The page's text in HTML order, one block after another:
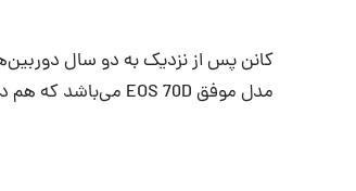
مدل موفق EOS 70D می‌باشد که هم در زمینه‌ی عکاسی و به ویژه در فیلمبرداری از بهترین‌های بازار بوده است.